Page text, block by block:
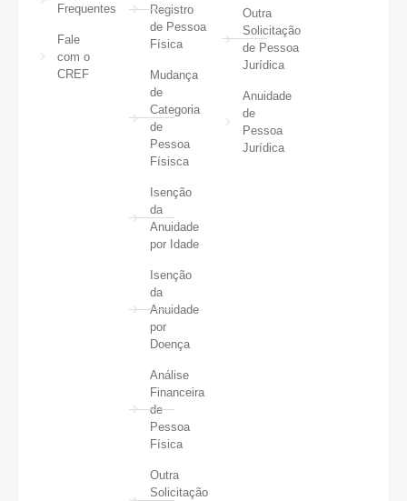
Frequentes
Fale
com o
CREF
Registro
de Pessoa
Física
Mudança
de
Categoria
de
Pessoa
Físisca
Isenção
da
Anuidade
por Idade
Isenção
da
Anuidade
por
Doença
Análise
Financeira
de
Pessoa
Física
Outra
Solicitação
Outra
Solicitação
de Pessoa
Jurídica
Anuidade
de
Pessoa
Jurídica